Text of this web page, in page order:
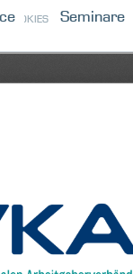
COOKIES IMPRESSUM
Seminare